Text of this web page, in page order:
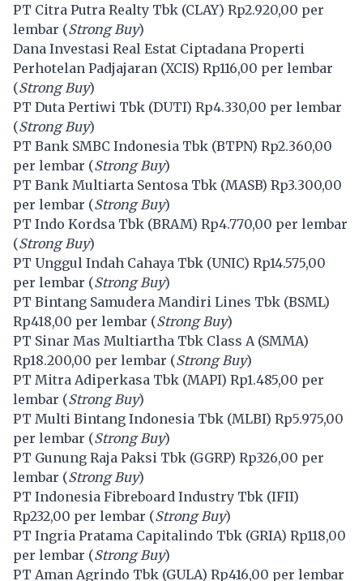
PT Citra Putra Realty Tbk (CLAY) Rp2.920,00 per
lembar (Strong Buy)
Dana Investasi Real Estat Ciptadana Properti
Perhotelan Padjajaran (XCIS) Rp116,00 per lembar
(Strong Buy)
PT Duta Pertiwi Tbk (DUTI) Rp4.330,00 per lembar
(Strong Buy)
PT Bank SMBC Indonesia Tbk (BTPN) Rp2.360,00
per lembar (Strong Buy)
PT Bank Multiarta Sentosa Tbk (MASB) Rp3.300,00
per lembar (Strong Buy)
PT Indo Kordsa Tbk (BRAM) Rp4.770,00 per lembar
(Strong Buy)
PT Unggul Indah Cahaya Tbk (UNIC) Rp14.575,00
per lembar (Strong Buy)
PT Bintang Samudera Mandiri Lines Tbk (BSML)
Rp418,00 per lembar (Strong Buy)
PT Sinar Mas Multiartha Tbk Class A (SMMA)
Rp18.200,00 per lembar (Strong Buy)
PT Mitra Adiperkasa Tbk (MAPI) Rp1.485,00 per
lembar (Strong Buy)
PT Multi Bintang Indonesia Tbk (MLBI) Rp5.975,00
per lembar (Strong Buy)
PT Gunung Raja Paksi Tbk (GGRP) Rp326,00 per
lembar (Strong Buy)
PT Indonesia Fibreboard Industry Tbk (IFII)
Rp232,00 per lembar (Strong Buy)
PT Ingria Pratama Capitalindo Tbk (GRIA) Rp118,00
per lembar (Strong Buy)
PT Aman Agrindo Tbk (GULA) Rp416,00 per lembar